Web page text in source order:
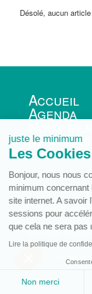
Désolé, aucun
Accueil
Agenda
Mentions
© COPYRIGHT 2024 -
16 rue Delort 32300
Mentions légales -
juste le minimum
Les Cookies
Bonjour, nous nous
minimum
site internet. A
sessions pour
que cela ne sera
Lire la politique de
Non merci